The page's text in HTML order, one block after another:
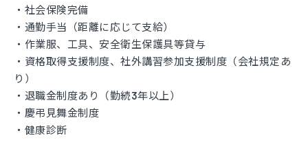
・社会保険完備
・通勤手当（距離に応じて支給）
・作業服、工具、安全衛生保護具等貸与
・資格取得支援制度、社外講習参加支援制度（会社規定あ
り）
・退職金制度あり（勤続3年以上）
・慶弔見舞金制度
・健康診断